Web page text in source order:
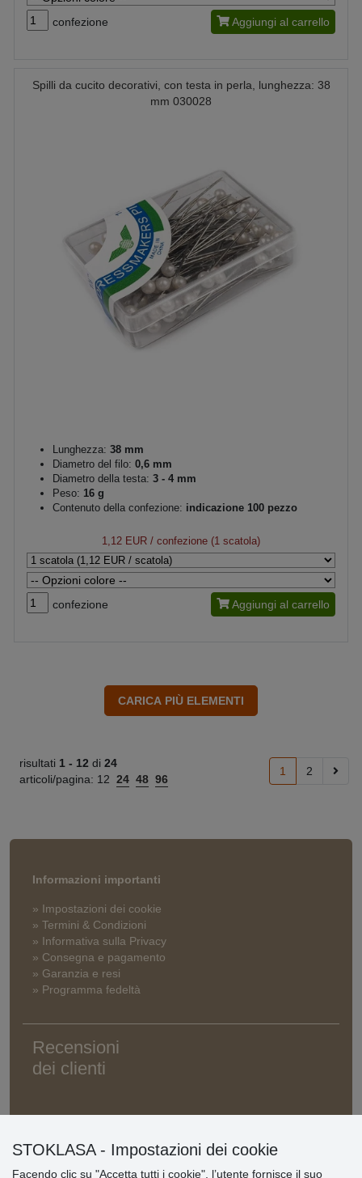
confezione Aggiungi al carrello
Spilli da cucito decorativi, con testa in perla, lunghezza: 38
mm 030028
Lunghezza: 38 mm
Diametro del filo: 0,6 mm
Diametro della testa: 3 - 4 mm
Peso: 16 g
Contenuto della confezione: indicazione 100 pezzo
1,12 EUR / confezione (1 scatola)
confezione Aggiungi al carrello
risultati 1 - 12 di 24
articoli/pagina: 12 24 48 96
1 2
Informazioni importanti
» Impostazioni dei cookie
» Termini & Condizioni
» Informativa sulla Privacy
» Consegna e pagamento
» Garanzia e resi
» Programma fedeltà
Recensioni
dei clienti
STOKLASA - Impostazioni dei cookie
Facendo clic su "Accetta tutti i cookie", l’utente fornisce il suo